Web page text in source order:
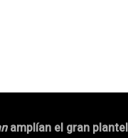
amplían el gran